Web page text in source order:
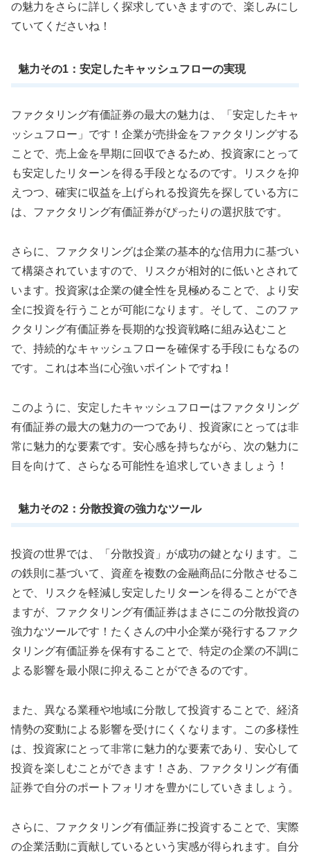
の魅力をさらに詳しく探求していきますので、楽しみにし
ていてくださいね！
魅力その1：安定したキャッシュフローの実現
ファクタリング有価証券の最大の魅力は、「安定したキャ
ッシュフロー」です！企業が売掛金をファクタリングする
ことで、売上金を早期に回収できるため、投資家にとって
も安定したリターンを得る手段となるのです。リスクを抑
えつつ、確実に収益を上げられる投資先を探している方に
は、ファクタリング有価証券がぴったりの選択肢です。
さらに、ファクタリングは企業の基本的な信用力に基づい
て構築されていますので、リスクが相対的に低いとされて
います。投資家は企業の健全性を見極めることで、より安
全に投資を行うことが可能になります。そして、このファ
クタリング有価証券を長期的な投資戦略に組み込むこと
で、持続的なキャッシュフローを確保する手段にもなるの
です。これは本当に心強いポイントですね！
このように、安定したキャッシュフローはファクタリング
有価証券の最大の魅力の一つであり、投資家にとっては非
常に魅力的な要素です。安心感を持ちながら、次の魅力に
目を向けて、さらなる可能性を追求していきましょう！
魅力その2：分散投資の強力なツール
投資の世界では、「分散投資」が成功の鍵となります。こ
の鉄則に基づいて、資産を複数の金融商品に分散させるこ
とで、リスクを軽減し安定したリターンを得ることができ
ますが、ファクタリング有価証券はまさにこの分散投資の
強力なツールです！たくさんの中小企業が発行するファク
タリング有価証券を保有することで、特定の企業の不調に
よる影響を最小限に抑えることができるのです。
また、異なる業種や地域に分散して投資することで、経済
情勢の変動による影響を受けにくくなります。この多様性
は、投資家にとって非常に魅力的な要素であり、安心して
投資を楽しむことができます！さあ、ファクタリング有価
証券で自分のポートフォリオを豊かにしていきましょう。
さらに、ファクタリング有価証券に投資することで、実際
の企業活動に貢献しているという実感が得られます。自分